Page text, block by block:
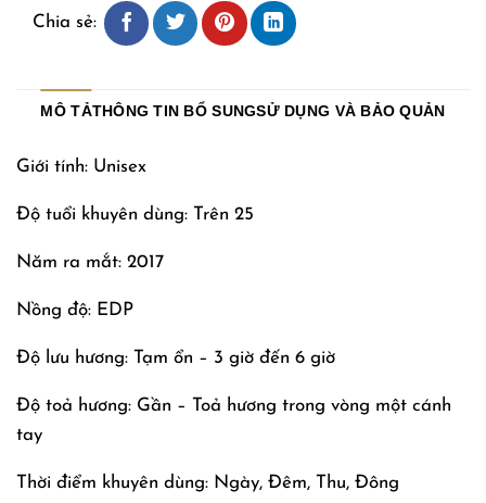
Chia sẻ:
MÔ TẢTHÔNG TIN BỔ SUNGSỬ DỤNG VÀ BẢO QUẢN
Giới tính: Unisex
Độ tuổi khuyên dùng: Trên 25
Năm ra mắt: 2017
Nồng độ: EDP
Độ lưu hương: Tạm ổn – 3 giờ đến 6 giờ
Độ toả hương: Gần – Toả hương trong vòng một cánh
tay
Thời điểm khuyên dùng: Ngày, Đêm, Thu, Đông